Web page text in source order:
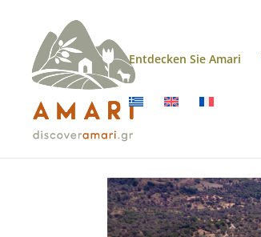
Entdecken Sie Amari